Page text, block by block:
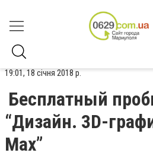
19:01, 18 січня 2018 р.
Бесплатный
“Дизайн. 3D-
Max”